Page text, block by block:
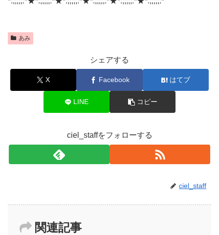
あみ
シェアする
X Facebook はてブ
LINE コピー
ciel_staffをフォローする
ciel_staff
関連記事